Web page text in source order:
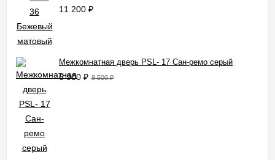
11 200 ₽
Межкомнатная дверь PSL- 17 Сан-ремо серый
6 900 ₽ 8 500₽